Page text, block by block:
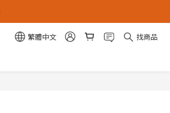
繁體中文
找商品